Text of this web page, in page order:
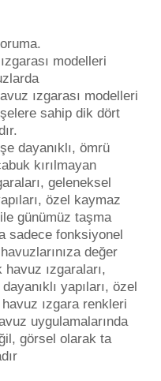
modelleri
ızgarası modelleri
sahip dik dört
dayanıklı, ömrü
kırılmayan
geleneksel
özel kaymaz
günümüz taşma
sadece fonksiyonel
değer
ızgaraları,
yapıları, özel
ızgara renkleri
uygulamalarında
görsel olarak ta